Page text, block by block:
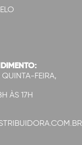
FEIRA,
ÀS 17H